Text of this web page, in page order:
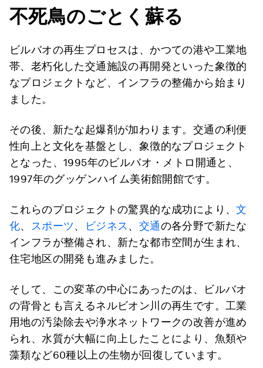
不死鳥のごとく蘇る
ビルバオの再生プロセスは、かつての港や工業地
帯、老朽化した交通施設の再開発といった象徴的
なプロジェクトなど、インフラの整備から始まり
ました。
その後、新たな起爆剤が加わります。交通の利便
性向上と文化を基盤とし、象徴的なプロジェクト
となった、1995年のビルバオ・メトロ開通と、
1997年のグッゲンハイム美術館開館です。
これらのプロジェクトの驚異的な成功により、文
化、 スポーツ、 ビジネス 、 交通の各分野で新たな
インフラが整備され、新たな都市空間が生まれ、
住宅地区の開発も進みました。
そして、この変革の中心にあったのは、ビルバオ
の背骨とも言えるネルビオン川の再生です。工業
用地の汚染除去や浄水ネットワークの改善が進め
られ、水質が大幅に向上したことにより、魚類や
藻類など60種以上の生物が回復しています。